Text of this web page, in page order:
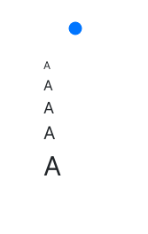
A
A
A
A
A